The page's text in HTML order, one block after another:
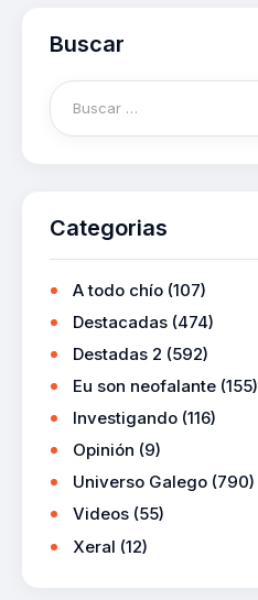
Buscar
Categorias
A todo chío (107)
Destacadas (474)
Destadas 2 (592)
Eu son neofalante (155)
Investigando (116)
Opinión (9)
Universo Galego (790)
Videos (55)
Xeral (12)